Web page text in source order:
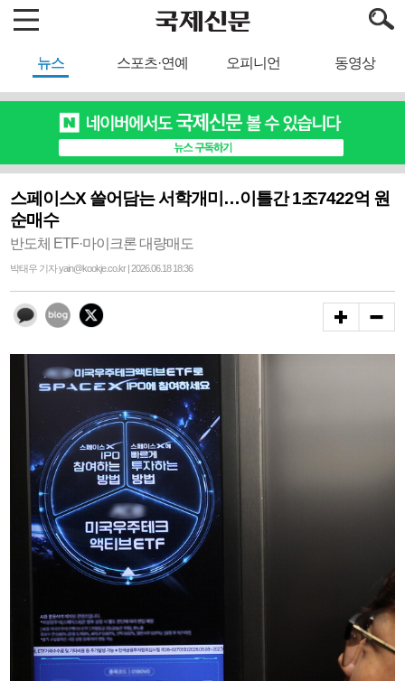
뉴스 스포츠·연예 오피니언 동영상
스페이스X 쓸어담는 서학개미…이틀간 1조7422억 원
순매수
반도체 ETF·마이크론 대량매도
박태우 기자 yain@kookje.co.kr | 2026.06.18 18:36